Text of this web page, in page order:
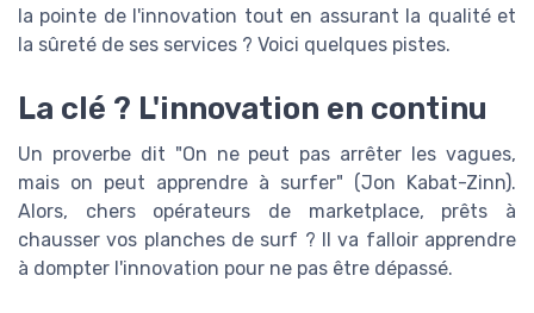
la pointe de l'innovation tout en assurant la qualité et
la sûreté de ses services ? Voici quelques pistes.
La clé ? L'innovation en continu
Un proverbe dit "On ne peut pas arrêter les vagues,
mais on peut apprendre à surfer" (Jon Kabat-Zinn).
Alors, chers opérateurs de marketplace, prêts à
chausser vos planches de surf ? Il va falloir apprendre
à dompter l'innovation pour ne pas être dépassé.